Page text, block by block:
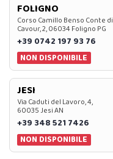
FOLIGNO
Corso Camillo Benso Conte di
Cavour, 2, 06034 Foligno PG
+39 0742 197 93 76
NON DISPONIBILE
JESI
Via Caduti del Lavoro, 4,
60035 Jesi AN
+39 348 521 7426
NON DISPONIBILE